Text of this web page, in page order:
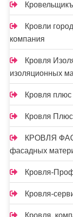
Кровли
компания
Кровля
изоляционных
Кровля плюс
Кровля
КРОВЛЯ
фасадных
Кровля-
Кровля-
Кровля,